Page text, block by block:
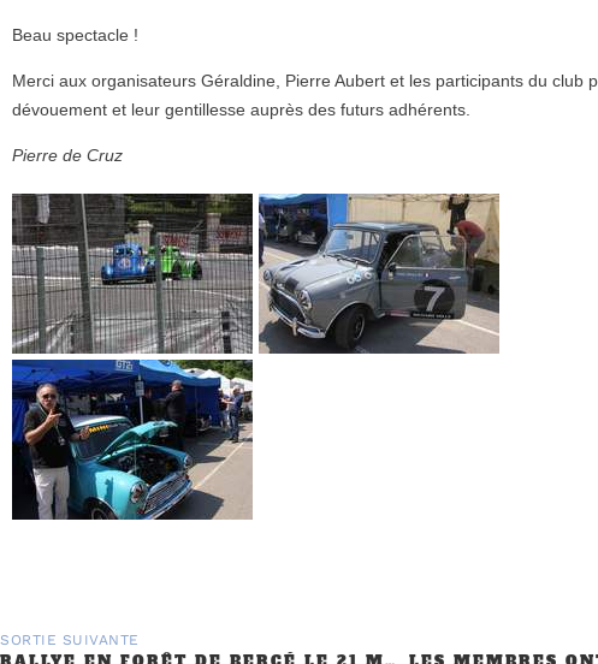
Beau spectacle !
Merci aux organisateurs Géraldine, Pierre Aubert et les participants du club
dévouement et leur gentillesse auprès des futurs adhérents.
Pierre de Cruz
SORTIE SUIVANTE